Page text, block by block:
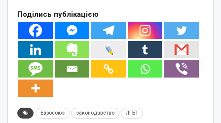
Поділись публікацією
Евросоюз законодавство ЛГБТ